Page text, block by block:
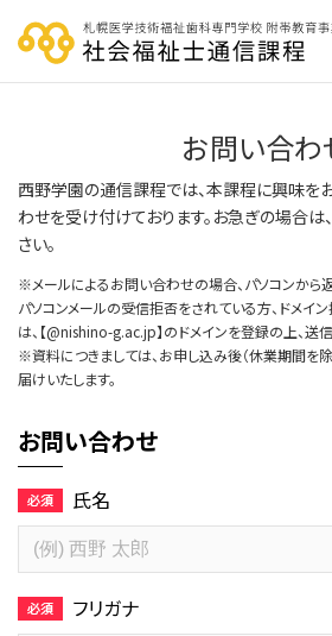
お問い合わ
西野学園の通信課程では、本課程に興味を
わせを受け付けております。お急ぎの場合は
さい。
※メールによるお問い合わせの場合、パソコンから
パソコンメールの受信拒否をされている方、ドメイ
は、【@nishino-g.ac.jp】のドメインを登録の上、送信
※資料につきましては、お申し込み後（休業期間を
届けいたします。
お問い合わせ
氏名
フリガナ